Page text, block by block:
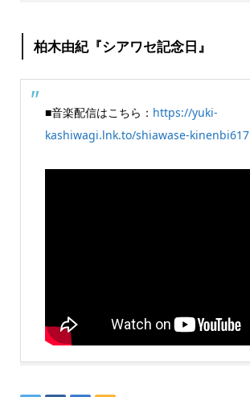
柏木由紀『シアワセ記念日』
■音楽配信はこちら： https://yuki-
kashiwagi.lnk.to/shiawase-kinenbi617